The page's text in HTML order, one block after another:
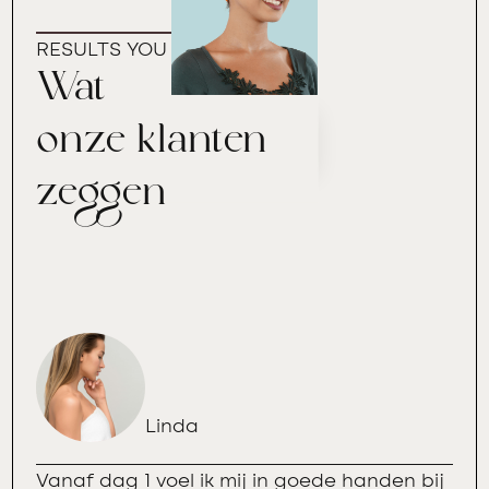
RESULTS YOU CAN TRUST
Wat
onze klanten
zeggen
Linda
Vanaf dag 1 voel ik mij in goede handen bij